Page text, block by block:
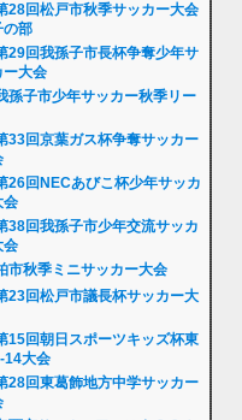
28回松戸市秋季サッカー大会
の部
29回我孫子市長杯争奪少年サ
ー大会
孫子市少年サッカー秋季リー
33回京葉ガス杯争奪サッカー
26回NECあびこ杯少年サッカ
会
38回我孫子市少年交流サッカ
会
市秋季ミニサッカー大会
23回松戸市議長杯サッカー大
15回朝日スポーツキッズ杯東
14大会
28回東葛飾地方中学サッカー